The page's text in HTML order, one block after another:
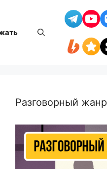
Разговорный жанр